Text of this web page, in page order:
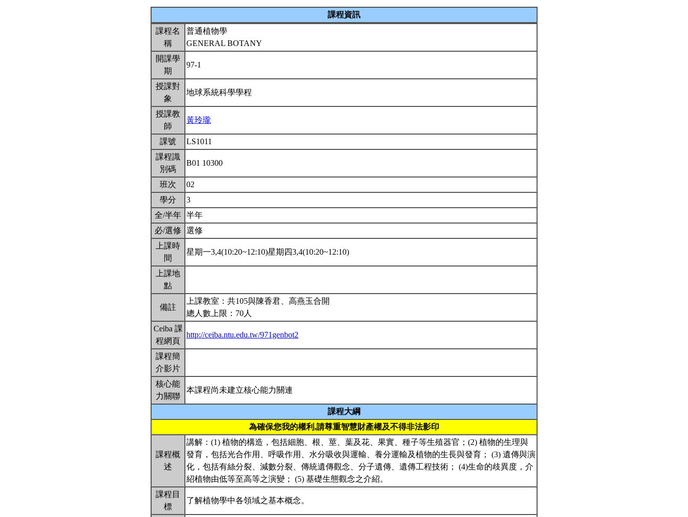
課程資訊
課程名
稱
普通植物學
GENERAL BOTANY
開課學
期
97-1
授課對
象
地球系統科學學程
授課教
師
黃玲瓏
課號
LS1011
課程識
別碼
B01 10300
班次
02
學分
3
全/半年 半年
必/選修
選修
上課時
間
星期一3,4(10:20~12:10)星期四3,4(10:20~12:10)
上課地
點
備註
上課教室：共105與陳香君、高燕玉合開
總人數上限：70人
Ceiba 課
程網頁
http://ceiba.ntu.edu.tw/971genbot2
課程簡
介影片
核心能
力關聯
本課程尚未建立核心能力關連
課程大綱
為確保您我的權利,請尊重智慧財產權及不得非法影印
課程概
述
講解：(1) 植物的構造，包括細胞、根、莖、葉及花、果實、種子等生殖器官；(2) 植物的生理與
發育，包括光合作用、呼吸作用、水分吸收與運輸、養分運輸及植物的生長與發育； (3) 遺傳與演
化，包括有絲分裂、減數分裂、傳統遺傳觀念、分子遺傳、遺傳工程技術； (4)生命的歧異度，介
紹植物由低等至高等之演變； (5) 基礎生態觀念之介紹。
課程目
標
了解植物學中各領域之基本概念。